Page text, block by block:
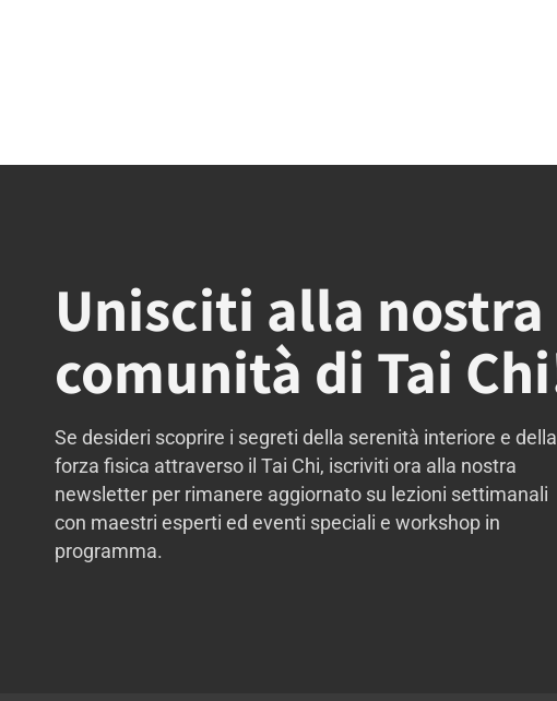
Unisciti alla nostra
comunità di Tai
Se desideri scoprire i segreti della serenità interiore e della
forza fisica attraverso il Tai Chi, iscriviti ora alla nostra
newsletter per rimanere aggiornato su lezioni settimanali
con maestri esperti ed eventi speciali e workshop in
programma.